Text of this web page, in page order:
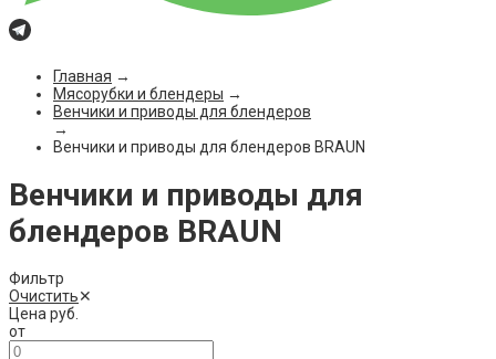
Главная →
Мясорубки и блендеры →
Венчики и приводы для блендеров
→
Венчики и приводы для блендеров BRAUN
Венчики и приводы для
блендеров BRAUN
Фильтр
Очистить✕
Ценаруб.
от